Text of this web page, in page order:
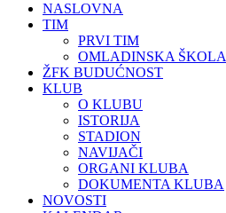
NASLOVNA
TIM
PRVI TIM
OMLADINSKA ŠKOLA
ŽFK BUDUĆNOST
KLUB
O KLUBU
ISTORIJA
STADION
NAVIJAČI
ORGANI KLUBA
DOKUMENTA KLUBA
NOVOSTI